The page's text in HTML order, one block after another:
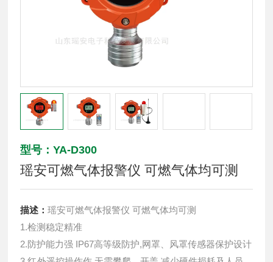
型号：YA-D300
瑶安可燃气体报警仪 可燃气体均可测
描述：瑶安可燃气体报警仪 可燃气体均可测
1.检测稳定精准
2.防护能力强 IP67高等级防护,网罩、风罩传感器保护设计